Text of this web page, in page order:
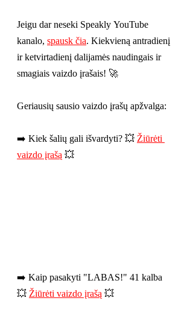
Jeigu dar neseki Speakly YouTube
kanalo, spausk čia. Kiekvieną antradienį
ir ketvirtadienį dalijamės naudingais ir
smagiais vaizdo įrašais! 🚀
Geriausių sausio vaizdo įrašų apžvalga:
➡️ Kiek šalių gali išvardyti? 💥 Žiūrėti
vaizdo įrašą 💥
➡️ Kaip pasakyti "LABAS!" 41 kalba
💥 Žiūrėti vaizdo įrašą 💥